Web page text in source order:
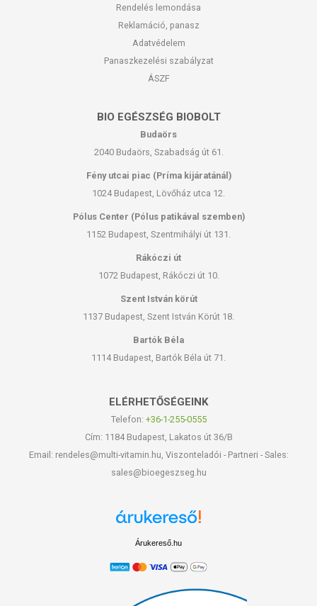
Rendelés lemondása
Reklamáció, panasz
Adatvédelem
Panaszkezelési szabályzat
ÁSZF
BIO EGÉSZSÉG BIOBOLT
Budaörs
2040 Budaörs, Szabadság út 61.
Fény utcai piac (Príma kijáratánál)
1024 Budapest, Lövőház utca 12.
Pólus Center (Pólus patikával szemben)
1152 Budapest, Szentmihályi út 131.
Rákóczi út
1072 Budapest, Rákóczi út 10.
Szent István körút
1137 Budapest, Szent István Körút 18.
Bartók Béla
1114 Budapest, Bartók Béla út 71.
ELÉRHETŐSÉGEINK
Telefon: +36-1-255-0555
Cím: 1184 Budapest, Lakatos út 36/B
Email: rendeles@multi-vitamin.hu, Viszonteladói - Partneri - Sales:
sales@bioegeszseg.hu
Árukereső.hu